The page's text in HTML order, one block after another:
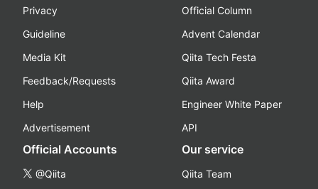
Privacy
Guideline
Media Kit
Feedback/Requests
Help
Advertisement
Official Column
Advent Calendar
Qiita Tech Festa
Qiita Award
Engineer White Paper
API
Official Accounts
@Qiita
Our service
Qiita Team